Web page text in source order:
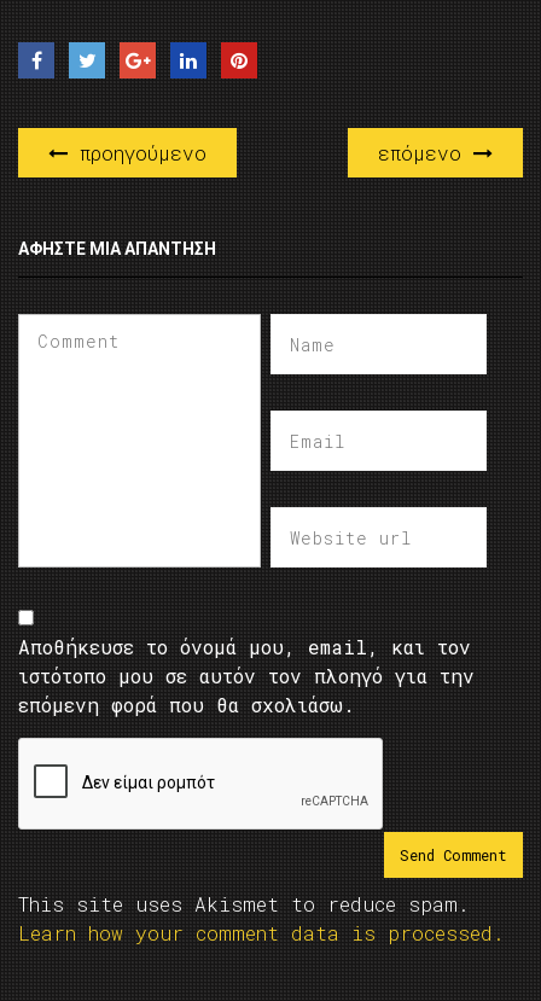
προηγούμενο επόμενο
ΑΦΉΣΤΕ ΜΙΑ ΑΠΆΝΤΗΣΗ
Αποθήκευσε το όνομά μου, email, και τον
ιστότοπο μου σε αυτόν τον πλοηγό για την
επόμενη φορά που θα σχολιάσω.
This site uses Akismet to reduce spam.
Learn how your comment data is processed.